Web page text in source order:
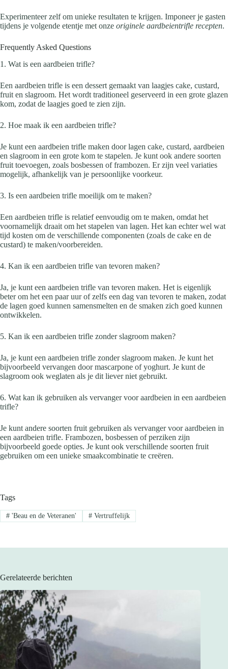
Experimenteer zelf om unieke resultaten te krijgen. Imponeer je gasten
tijdens je volgende etentje met onze originele aardbeientrifle recepten.
Frequently Asked Questions
1. Wat is een aardbeien trifle?
Een aardbeien trifle is een dessert gemaakt van laagjes cake, custard,
fruit en slagroom. Het wordt traditioneel geserveerd in een grote glazen
kom, zodat de laagjes goed te zien zijn.
2. Hoe maak ik een aardbeien trifle?
Je kunt een aardbeien trifle maken door lagen cake, custard, aardbeien
en slagroom in een grote kom te stapelen. Je kunt ook andere soorten
fruit toevoegen, zoals bosbessen of frambozen. Er zijn veel variaties
mogelijk, afhankelijk van je persoonlijke voorkeur.
3. Is een aardbeien trifle moeilijk om te maken?
Een aardbeien trifle is relatief eenvoudig om te maken, omdat het
voornamelijk draait om het stapelen van lagen. Het kan echter wel wat
tijd kosten om de verschillende componenten (zoals de cake en de
custard) te maken/voorbereiden.
4. Kan ik een aardbeien trifle van tevoren maken?
Ja, je kunt een aardbeien trifle van tevoren maken. Het is eigenlijk
beter om het een paar uur of zelfs een dag van tevoren te maken, zodat
de lagen goed kunnen samensmelten en de smaken zich goed kunnen
ontwikkelen.
5. Kan ik een aardbeien trifle zonder slagroom maken?
Ja, je kunt een aardbeien trifle zonder slagroom maken. Je kunt het
bijvoorbeeld vervangen door mascarpone of yoghurt. Je kunt de
slagroom ook weglaten als je dit liever niet gebruikt.
6. Wat kan ik gebruiken als vervanger voor aardbeien in een aardbeien
trifle?
Je kunt andere soorten fruit gebruiken als vervanger voor aardbeien in
een aardbeien trifle. Frambozen, bosbessen of perziken zijn
bijvoorbeeld goede opties. Je kunt ook verschillende soorten fruit
gebruiken om een ​​unieke smaakcombinatie te creëren.
Tags
#'Beau en de Veteranen' #Vertruffelijk
Gerelateerde berichten